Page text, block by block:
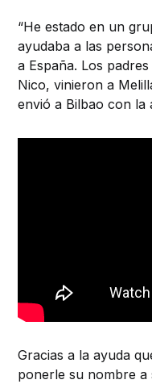
“He estado en un
ayudaba a las
a España. Los
Nico, vinieron a
envió a Bilbao con la
Gracias a la ayuda
ponerle su nombre a